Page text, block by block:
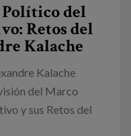
del
Retos del
Kalache
Kalache
del Marco
y sus Retos del